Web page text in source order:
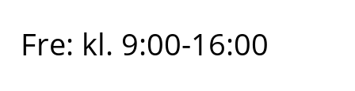
Fre: kl. 9:00-16:00